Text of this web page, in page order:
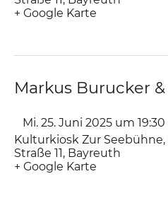
+ Google Karte
Markus Burucker
Mi. 25. Juni 2025 um 19:30
Kulturkiosk Zur Seebühne,
Straße 11 Bayreuth
+ Google Karte